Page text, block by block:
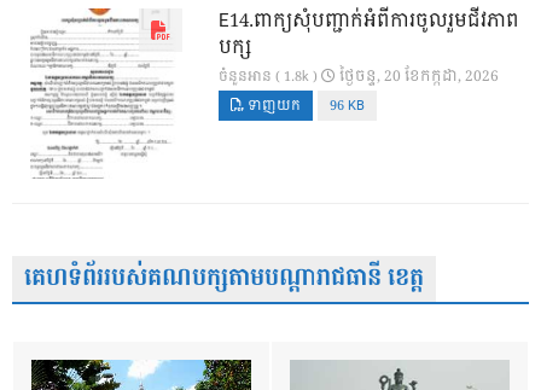
E14.ពាក្យសុំបញ្ជាក់អំពីការចូលរួមជីវភាព
បក្ស
ចំនួនអាន ( 1.8k ) ថ្ងៃ​ចន្ទ, 20 ខែ​កក្កដា, 2026
ទាញយក 96 KB
គេហទំព័ររបស់គណបក្សតាមបណ្តារាជធានី ខេត្ត